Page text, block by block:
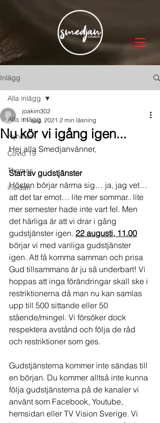
Inlägg
Alla inlägg
Nyheter
Covid 19
Thomas
insidan
Alla inlägg
Nu kör vi igång igen...
joakim302
11 aug. 2021 2 min läsning
Hej alla Smedjanvänner,
Start av gudstjänster
Hösten börjar närma sig… ja, jag vet…
att det tar emot… lite mer sommar.. lite
mer semester hade inte vart fel. Men
det härliga är att vi drar i gång
gudstjänster igen. 22 augusti, 11.00
börjar vi med vanliga gudstjänster
igen. Att få komma samman och prisa
Gud tillsammans är ju så underbart! Vi
hoppas att inga förändringar skall ske i
restriktionerna då man nu kan samlas
upp till 500 sittande eller 50
stående/mingel. Vi försöker dock
respektera avstånd och följa de råd
och restriktioner som ges.
Gudstjänsterna kommer inte sändas till
en början. Du kommer alltså inte kunna
följa gudstjänsterna på de kanaler vi
använt som Facebook, Youtube,
hemsidan eller TV Vision Sverige. Vi